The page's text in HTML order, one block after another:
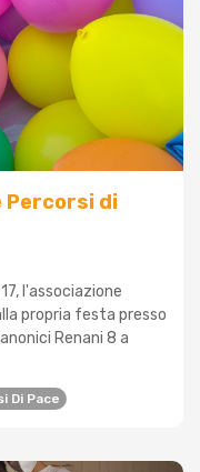
Percorsi di
l'associazione
propria festa presso
Renani 8 a
Di Pace